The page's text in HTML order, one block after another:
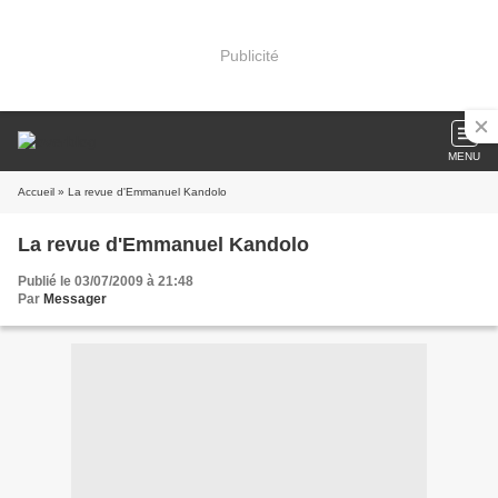
Publicité
MENU
Accueil » La revue d'Emmanuel Kandolo
La revue d'Emmanuel Kandolo
Publié le 03/07/2009 à 21:48
Par Messager